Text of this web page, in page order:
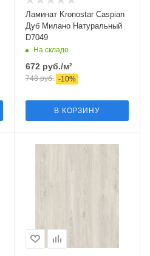
Ламинат Kronostar Caspian
Дуб Милано Натуральный
D7049
На складе
672 руб./м²
748руб. -10%
В КОРЗИНУ